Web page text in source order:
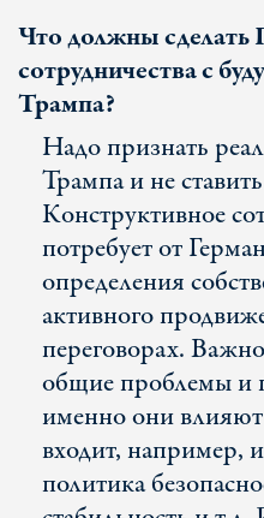
Что должны сделать
сотрудничества с
Трампа?
Надо признать
Трампа и не
Конструктивное
потребует от
определения
активного
переговорах.
общие проблемы и
именно они
входит, например,
политика